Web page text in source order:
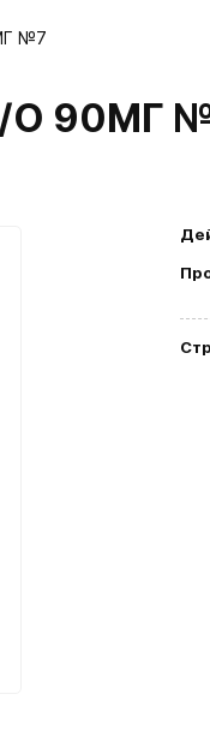
№7
О 90МГ